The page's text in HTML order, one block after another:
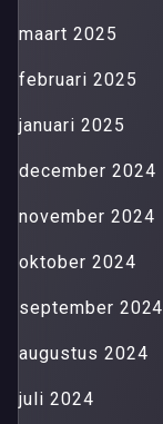
maart 2025
februari 2025
januari 2025
december 2024
november 2024
oktober 2024
september 2024
augustus 2024
juli 2024